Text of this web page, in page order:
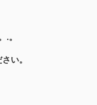
。
い。